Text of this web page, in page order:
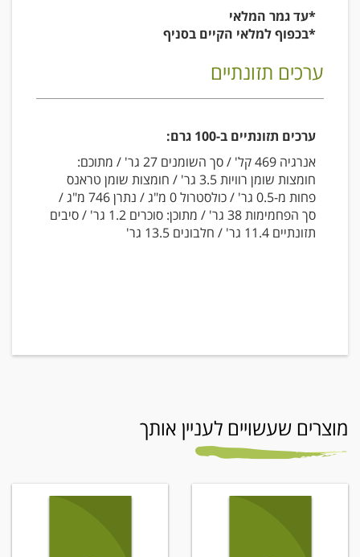
*עד גמר המלאי
*בכפוף למלאי הקיים בסניף
ערכים תזונתיים
ערכים תזונתיים ב-100 גרם:
אנרגיה 469 קל' / סך השומנים 27 גר' / מתוכם:
חומצות שומן רוויות 3.5 גר' / חומצות שומן טראנס
פחות מ-0.5 גר' / כולסטרול 0 מ"ג / נתרן 746 מ"ג /
סך הפחמימות 38 גר' / מתוכן: סוכרים 1.2 גר' / סיבים
תזונתיים 11.4 גר' / חלבונים 13.5 גר'
מוצרים שעשויים לעניין אותך